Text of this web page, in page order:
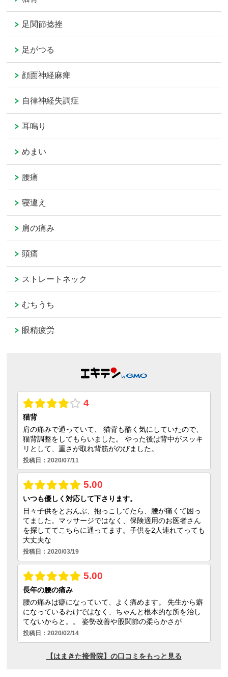
足関節捻挫
足がつる
顔面神経麻痺
自律神経失調症
耳鳴り
めまい
腰痛
寝違え
肩の痛み
頭痛
ストレートネック
むちうち
眼精疲労